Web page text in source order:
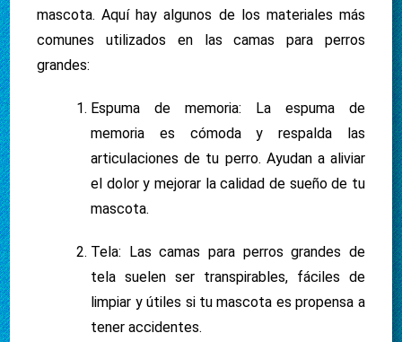
mascota. Aquí hay algunos de los materiales más
comunes utilizados en las camas para perros
grandes:
Espuma de memoria: La espuma de
memoria es cómoda y respalda las
articulaciones de tu perro. Ayudan a aliviar
el dolor y mejorar la calidad de sueño de tu
mascota.
Tela: Las camas para perros grandes de
tela suelen ser transpirables, fáciles de
limpiar y útiles si tu mascota es propensa a
tener accidentes.